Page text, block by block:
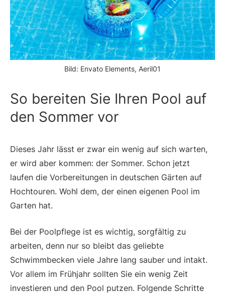
Bild: Envato Elements, Aeril01
So bereiten Sie Ihren Pool auf
den Sommer vor
Dieses Jahr lässt er zwar ein wenig auf sich warten,
er wird aber kommen: der Sommer. Schon jetzt
laufen die Vorbereitungen in deutschen Gärten auf
Hochtouren. Wohl dem, der einen eigenen Pool im
Garten hat.
Bei der Poolpflege ist es wichtig, sorgfältig zu
arbeiten, denn nur so bleibt das geliebte
Schwimmbecken viele Jahre lang sauber und intakt.
Vor allem im Frühjahr sollten Sie ein wenig Zeit
investieren und den Pool putzen. Folgende Schritte